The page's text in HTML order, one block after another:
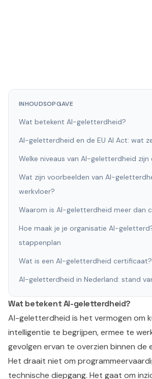
INHOUDSOPGAVE
Wat betekent AI-geletterdheid?
AI-geletterdheid en de EU AI Act: wat
Welke niveaus van AI-geletterdheid zijn
Wat zijn voorbeelden van AI-
werkvloer?
Waarom is AI-geletterdheid meer dan
Hoe maak je je organisatie AI-
stappenplan
Wat is een AI-geletterdheid certificaat?
AI-geletterdheid in Nederland: stand
Wat betekent AI-geletterdheid?
AI-geletterdheid is het vermogen om
intelligentie te begrijpen, ermee te
gevolgen ervan te overzien binnen de
Het draait niet om
technische diepgang. Het gaat om